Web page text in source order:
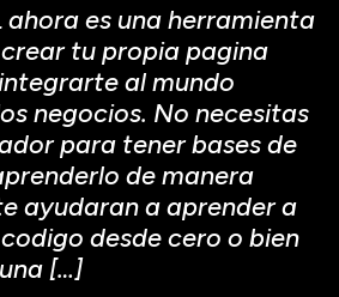
ahora es una herramienta
tu propia pagina
al mundo
negocios. No necesitas
para tener bases de
de manera
ayudaran a aprender a
desde cero o bien
[…]